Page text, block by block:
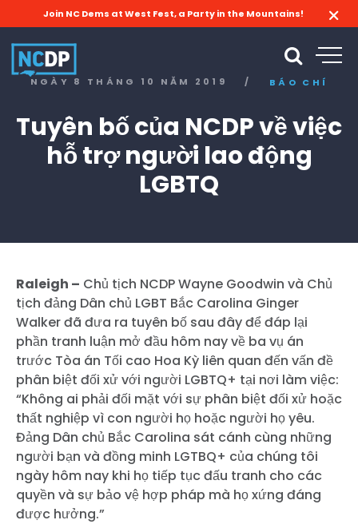
Join NC Dems at West Fest, a Party in the Mountains!
NGÀY 8 THÁNG 10 NĂM 2019 / BÁO CHÍ
Tuyên bố của NCDP về việc
hỗ trợ người lao động
LGBTQ
Raleigh – Chủ tịch NCDP Wayne Goodwin và Chủ
tịch đảng Dân chủ LGBT Bắc Carolina Ginger
Walker đã đưa ra tuyên bố sau đây để đáp lại
phần tranh luận mở đầu hôm nay về ba vụ án
trước Tòa án Tối cao Hoa Kỳ liên quan đến vấn đề
phân biệt đối xử với người LGBTQ+ tại nơi làm việc:
“Không ai phải đối mặt với sự phân biệt đối xử hoặc
thất nghiệp vì con người họ hoặc người họ yêu.
Đảng Dân chủ Bắc Carolina sát cánh cùng những
người bạn và đồng minh LGTBQ+ của chúng tôi
ngày hôm nay khi họ tiếp tục đấu tranh cho các
quyền và sự bảo vệ hợp pháp mà họ xứng đáng
được hưởng.”